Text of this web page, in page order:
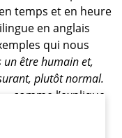
temps et en heure
en anglais
qui nous
un être humain et,
plutôt normal.
», comme l’explique